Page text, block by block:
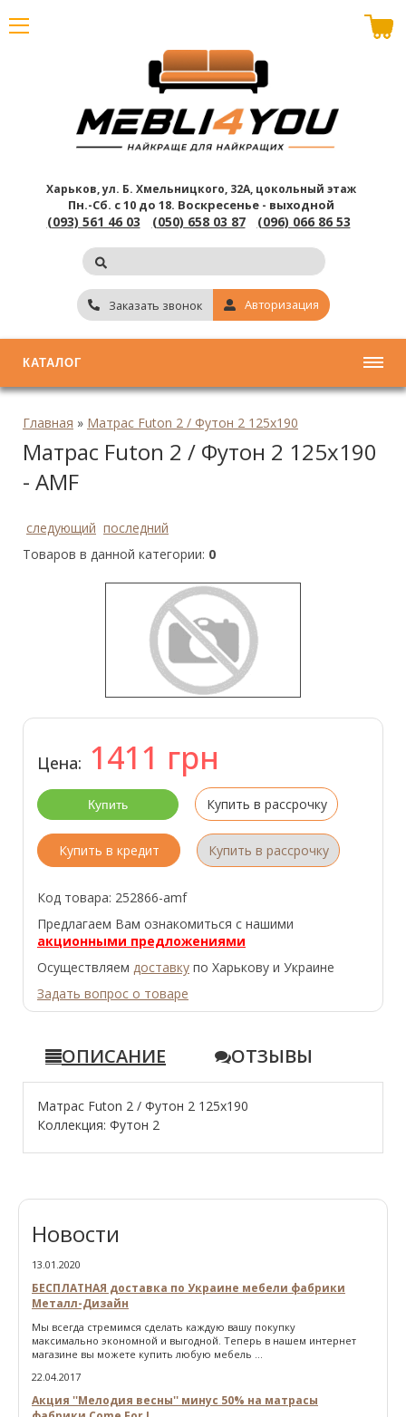
Харьков, ул. Б. Хмельницкого, 32А, цокольный этаж
Пн.-Сб. с 10 до 18. Воскресенье - выходной
(093) 561 46 03 (050) 658 03 87 (096) 066 86 53
Заказать звонок Авторизация
КАТАЛОГ
Главная » Матрас Futon 2 / Футон 2 125x190
Матрас Futon 2 / Футон 2 125x190
- AMF
следующий последний
Товаров в данной категории: 0
Цена: 1411 грн
Купить в рассрочку
Купить в кредит Купить в рассрочку
Код товара: 252866-amf
Предлагаем Вам ознакомиться с нашими
акционными предложениями
Осуществляем доставку по Харькову и Украине
Задать вопрос о товаре
ОПИСАНИЕ ОТЗЫВЫ
Матрас Futon 2 / Футон 2 125x190
Коллекция: Футон 2
В корзине пусто
Новости
13.01.2020
БЕСПЛАТНАЯ доставка по Украине мебели фабрики
Металл-Дизайн
Мы всегда стремимся сделать каждую вашу покупку
максимально экономной и выгодной. Теперь в нашем интернет
магазине вы можете купить любую мебель ...
22.04.2017
Акция ''Мелодия весны'' минус 50% на матрасы